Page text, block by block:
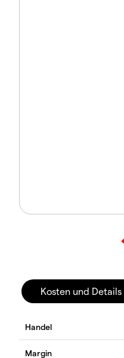
Kosten und Details